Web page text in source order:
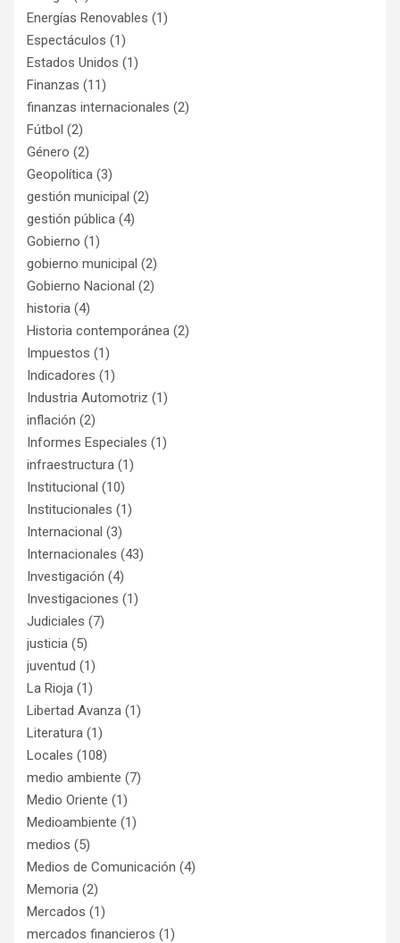
Energías Renovables (1)
Espectáculos (1)
Estados Unidos (1)
Finanzas (11)
finanzas internacionales (2)
Fútbol (2)
Género (2)
Geopolítica (3)
gestión municipal (2)
gestión pública (4)
Gobierno (1)
gobierno municipal (2)
Gobierno Nacional (2)
historia (4)
Historia contemporánea (2)
Impuestos (1)
Indicadores (1)
Industria Automotriz (1)
inflación (2)
Informes Especiales (1)
infraestructura (1)
Institucional (10)
Institucionales (1)
Internacional (3)
Internacionales (43)
Investigación (4)
Investigaciones (1)
Judiciales (7)
justicia (5)
juventud (1)
La Rioja (1)
Libertad Avanza (1)
Literatura (1)
Locales (108)
medio ambiente (7)
Medio Oriente (1)
Medioambiente (1)
medios (5)
Medios de Comunicación (4)
Memoria (2)
Mercados (1)
mercados financieros (1)